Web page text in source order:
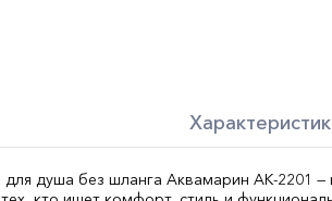
для душа без шланга Аквамарин АК-2201 —